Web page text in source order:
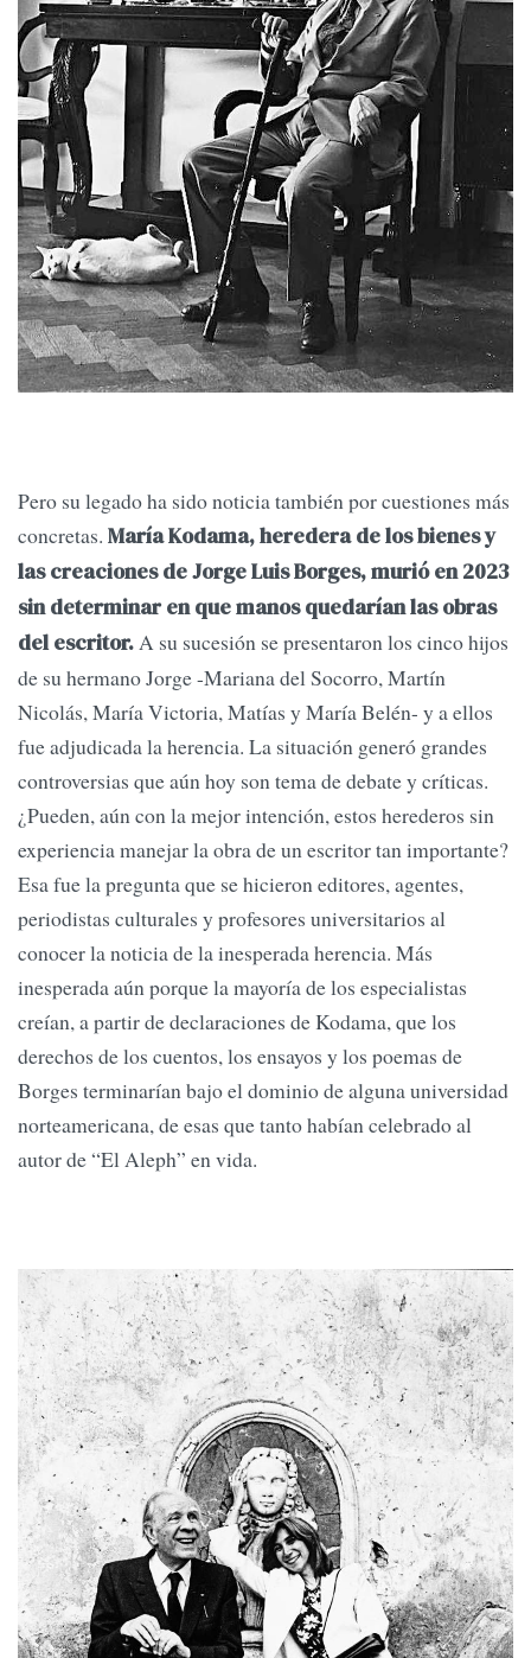
Pero su legado ha sido noticia también por cuestiones más
concretas. María Kodama, heredera de los bienes y
las creaciones de Jorge Luis Borges, murió en 2023
sin determinar en que manos quedarían las obras
del escritor.A su sucesión se presentaron los cinco hijos
de su hermano Jorge -Mariana del Socorro, Martín
Nicolás, María Victoria, Matías y María Belén- y a ellos
fue adjudicada la herencia. La situación generó grandes
controversias que aún hoy son tema de debate y críticas.
¿Pueden, aún con la mejor intención, estos herederos sin
experiencia manejar la obra de un escritor tan importante?
Esa fue la pregunta que se hicieron editores, agentes,
periodistas culturales y profesores universitarios al
conocer la noticia de la inesperada herencia. Más
inesperada aún porque la mayoría de los especialistas
creían, a partir de declaraciones de Kodama, que los
derechos de los cuentos, los ensayos y los poemas de
Borges terminarían bajo el dominio de alguna universidad
norteamericana, de esas que tanto habían celebrado al
autor de “El Aleph” en vida.